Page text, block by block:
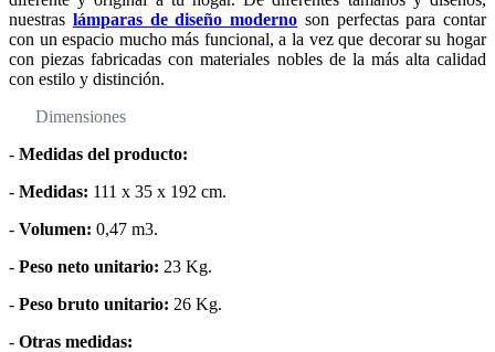
nuestras lámparas de diseño moderno son perfectas para contar
con un espacio mucho más funcional, a la vez que decorar su hogar
con piezas fabricadas con materiales nobles de la más alta calidad
con estilo y distinción.
Dimensiones
- Medidas del producto:
- Medidas: 111 x 35 x 192 cm.
- Volumen: 0,47 m3.
- Peso neto unitario: 23 Kg.
- Peso bruto unitario: 26 Kg.
- Otras medidas: